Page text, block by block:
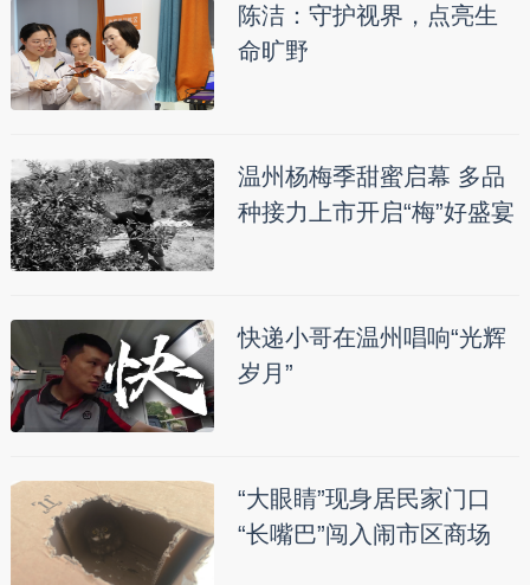
陈洁：守护视界，点亮生
命旷野
温州杨梅季甜蜜启幕 多品
种接力上市开启“梅”好盛宴
快递小哥在温州唱响“光辉
岁月”
“大眼睛”现身居民家门口
“长嘴巴”闯入闹市区商场